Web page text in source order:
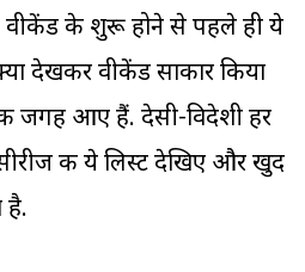
के शुरू होने से पहले ही ये
देखकर वीकेंड साकार किया
जगह आए हैं. देसी-विदेशी हर
की ये लिस्ट देखिए और खुद
है.